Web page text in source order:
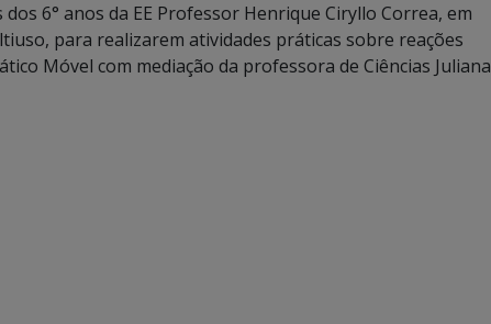
6° anos da EE Professor Henrique Ciryllo Correa, em
para realizarem atividades práticas sobre reações
Móvel com mediação da professora de Ciências Juliana